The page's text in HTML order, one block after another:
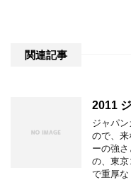
関連記事
2011
ジャパ
ので、来
ーの強
の、東
で重厚な